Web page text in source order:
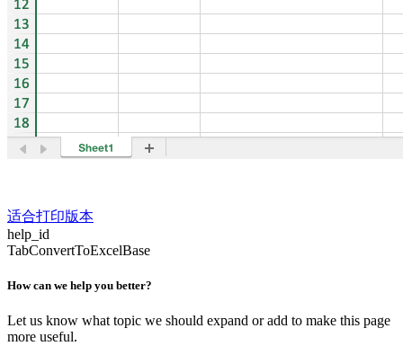
适合打印版本
help_id
TabConvertToExcelBase
How can we help you better?
Let us know what topic we should expand or add to make this page
more useful.